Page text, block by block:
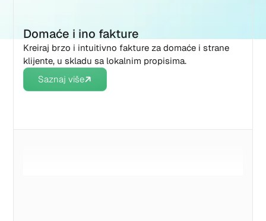
Domaće i ino fakture
Kreiraj brzo i intuitivno fakture za domaće i strane
klijente, u skladu sa lokalnim propisima.
Saznaj više